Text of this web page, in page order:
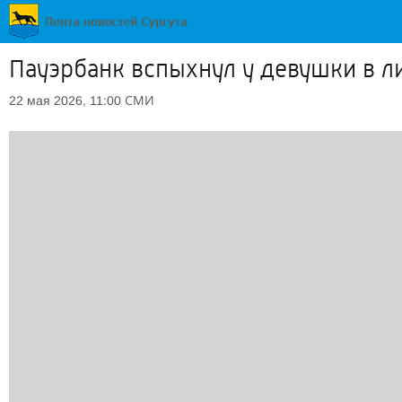
Пауэрбанк вспыхнул у девушки в
22 мая 2026, 11:00 СМИ